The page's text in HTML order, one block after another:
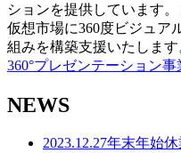
ションを提供しています
仮想市場に360度ビジュア
組みを構築支援いたします
360°プレゼンテーション事
NEWS
2023.12.27年末年始